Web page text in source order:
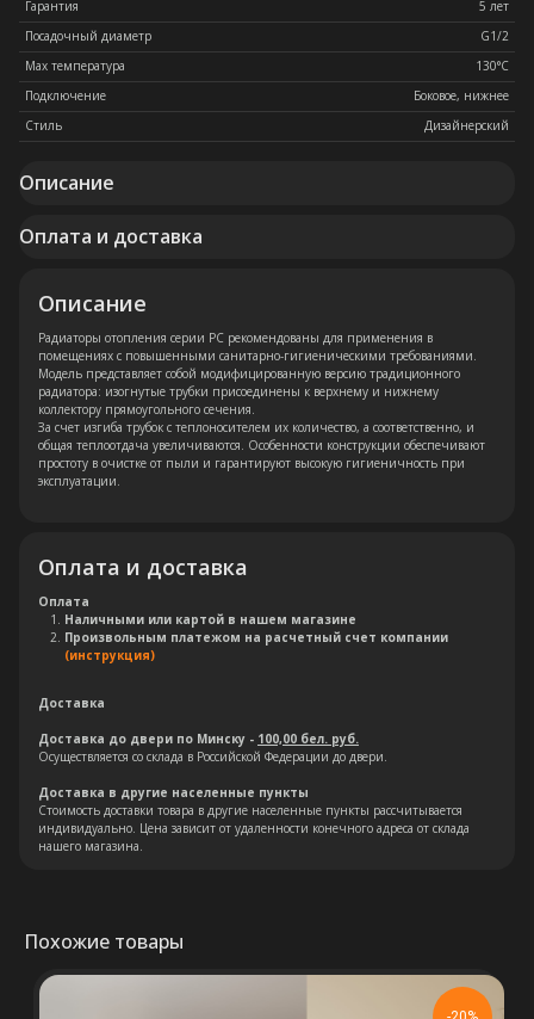
Гарантия
5 лет
Посадочный диаметр
G1/2
Max температура
130°C
Подключение
Боковое, нижнее
Стиль
Дизайнерский
Описание
Оплата и доставка
Описание
Радиаторы отопления серии РС рекомендованы для применения в
помещениях с повышенными санитарно-гигиеническими требованиями.
Модель представляет собой модифицированную версию традиционного
радиатора: изогнутые трубки присоединены к верхнему и нижнему
коллектору прямоугольного сечения.
За счет изгиба трубок с теплоносителем их количество, а соответственно, и
общая теплоотдача увеличиваются. Особенности конструкции обеспечивают
простоту в очистке от пыли и гарантируют высокую гигиеничность при
эксплуатации.
Оплата и доставка
Оплата
Наличными или картой в нашем магазине
Произвольным платежом на расчетный счет компании
(инструкция)
Доставка
Доставка до двери по Минску - 100,00 бел. руб.
Осуществляется со склада в Российской Федерации до двери.
Доставка в другие населенные пункты
Стоимость доставки товара в другие населенные пункты рассчитывается
индивидуально. Цена зависит от удаленности конечного адреса от склада
нашего магазина.
Похожие товары
Остались вопросы?
специалист свяжется с Вами в
кратчайшие сроки. Мы знаем
насколько важно сделать
правильный выбор.
Консультация